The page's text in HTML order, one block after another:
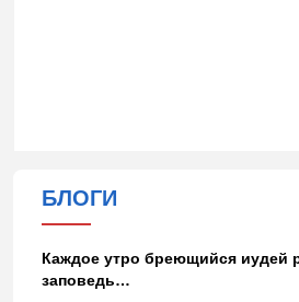
БЛОГИ
Каждое утро бреющийся иудей
заповедь…